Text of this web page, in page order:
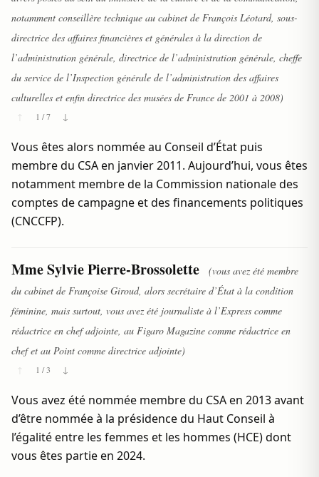
notamment conseillère technique au cabinet de François Léotard, sous-
directrice des affaires financières et générales à la direction de
l’administration générale, directrice de l’administration générale, cheffe
du service de l’Inspection générale de l’administration des affaires
culturelles et enfin directrice des musées de France de 2001 à 2008)
↑ 1 / 7 ↓
Vous êtes alors nommée au Conseil d’État puis
membre du CSA en janvier 2011. Aujourd’hui, vous êtes
notamment membre de la Commission nationale des
comptes de campagne et des financements politiques
(CNCCFP).
Mme Sylvie Pierre-Brossolette
(vous avez été membre
du cabinet de Françoise Giroud, alors secrétaire d’État à la condition
féminine, mais surtout, vous avez été journaliste à l’Express comme
rédactrice en chef adjointe, au Figaro Magazine comme rédactrice en
chef et au Point comme directrice adjointe)
↑ 1 / 3 ↓
Vous avez été nommée membre du CSA en 2013 avant
d’être nommée à la présidence du Haut Conseil à
l’égalité entre les femmes et les hommes (HCE) dont
vous êtes partie en 2024.